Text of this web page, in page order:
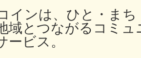
インは、ひと・ま
域とつながるコミュ
ービス。
秋葉原